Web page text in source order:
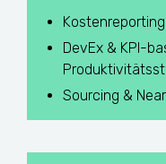
DevEx & KPI-
Sourcing &